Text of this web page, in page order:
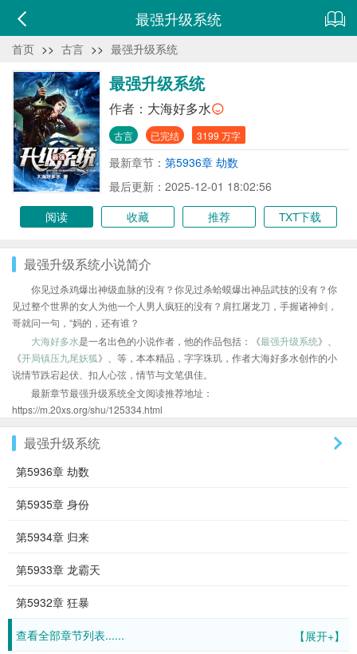
最强升级系统
首页 >> 古言 >> 最强升级系统
最强升级系统
作者： 大海好多水
古言 已完结 3199 万字
最新章节： 第5936章 劫数
最后更新：2025-12-01 18:02:56
阅读
收藏 推荐 TXT下载
最强升级系统小说简介
你见过杀鸡爆出神级血脉的没有？你见过杀蛤蟆爆出神品武技的没有？你
见过整个世界的女人为他一个人男人疯狂的没有？肩扛屠龙刀，手握诸神剑，
哥就问一句，“妈的，还有谁？
大海好多水是一名出色的小说作者，他的作品包括：《最强升级系统》、
《开局镇压九尾妖狐》、等，本本精品，字字珠玑，作者大海好多水创作的小
说情节跌宕起伏、扣人心弦，情节与文笔俱佳。
最新章节最强升级系统全文阅读推荐地址：
https://m.20xs.org/shu/125334.html
最强升级系统
第5936章 劫数
第5935章 身份
第5934章 归来
第5933章 龙霸天
第5932章 狂暴
【展开+】
查看全部章节列表......